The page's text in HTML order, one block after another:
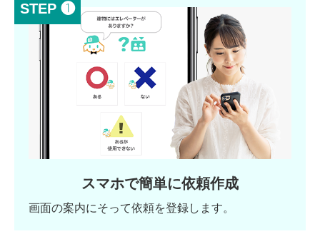
STEP ❶
スマホで簡単に依頼作成
画面の案内にそって依頼を登録します。